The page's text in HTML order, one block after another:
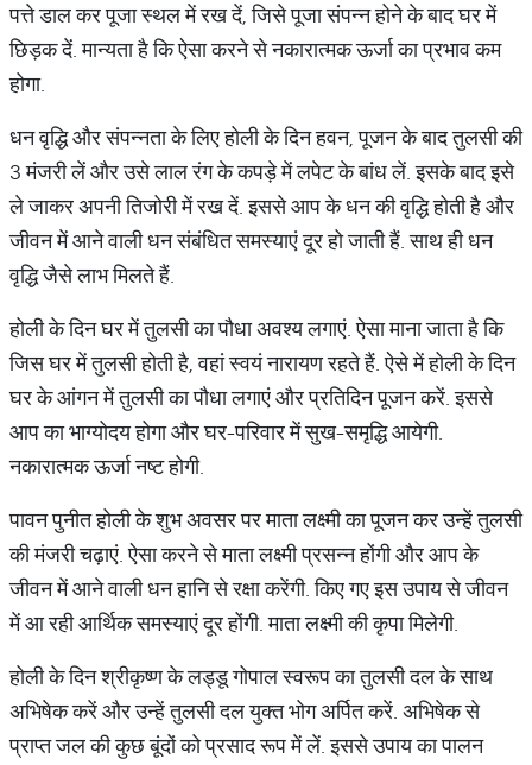
पत्ते डाल कर पूजा स्थल में रख दें, जिसे पूजा संपन्न होने के बाद घर में
छिड़क दें. मान्यता है कि ऐसा करने से नकारात्मक ऊर्जा का प्रभाव कम
होगा.
धन वृद्धि और संपन्नता के लिए होली के दिन हवन, पूजन के बाद तुलसी की
3 मंजरी लें और उसे लाल रंग के कपड़े में लपेट के बांध लें. इसके बाद इसे
ले जाकर अपनी तिजोरी में रख दें. इससे आप के धन की वृद्धि होती है और
जीवन में आने वाली धन संबंधित समस्याएं दूर हो जाती हैं. साथ ही धन
वृद्धि जैसे लाभ मिलते हैं.
होली के दिन घर में तुलसी का पौधा अवश्य लगाएं. ऐसा माना जाता है कि
जिस घर में तुलसी होती है, वहां स्वयं नारायण रहते हैं. ऐसे में होली के दिन
घर के आंगन में तुलसी का पौधा लगाएं और प्रतिदिन पूजन करें. इससे
आप का भाग्योदय होगा और घर-परिवार में सुख-समृद्धि आयेगी.
नकारात्मक ऊर्जा नष्ट होगी.
पावन पुनीत होली के शुभ अवसर पर माता लक्ष्मी का पूजन कर उन्हें तुलसी
की मंजरी चढ़ाएं. ऐसा करने से माता लक्ष्मी प्रसन्न होंगी और आप के
जीवन में आने वाली धन हानि से रक्षा करेंगी. किए गए इस उपाय से जीवन
में आ रही आर्थिक समस्याएं दूर होंगी. माता लक्ष्मी की कृपा मिलेगी.
होली के दिन श्रीकृष्ण के लड्डू गोपाल स्वरूप का तुलसी दल के साथ
अभिषेक करें और उन्हें तुलसी दल युक्त भोग अर्पित करें. अभिषेक से
प्राप्त जल की कुछ बूंदों को प्रसाद रूप में लें. इससे उपाय का पालन